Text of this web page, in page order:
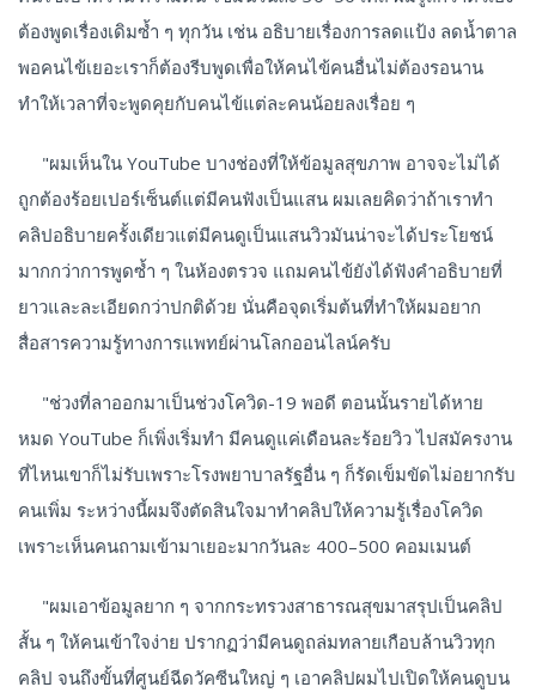
ต้องพูดเรื่องเดิมซ้ำ ๆ ทุกวัน เช่น อธิบายเรื่องการลดแป้ง ลดน้ำตาล
พอคนไข้เยอะเราก็ต้องรีบพูดเพื่อให้คนไข้คนอื่นไม่ต้องรอนาน
ทำให้เวลาที่จะพูดคุยกับคนไข้แต่ละคนน้อยลงเรื่อย ๆ
"ผมเห็นใน YouTube บางช่องที่ให้ข้อมูลสุขภาพ อาจจะไม่ได้
ถูกต้องร้อยเปอร์เซ็นต์แต่มีคนฟังเป็นแสน ผมเลยคิดว่าถ้าเราทำ
คลิปอธิบายครั้งเดียวแต่มีคนดูเป็นแสนวิวมันน่าจะได้ประโยชน์
มากกว่าการพูดซ้ำ ๆ ในห้องตรวจ แถมคนไข้ยังได้ฟังคำอธิบายที่
ยาวและละเอียดกว่าปกติด้วย นั่นคือจุดเริ่มต้นที่ทำให้ผมอยาก
สื่อสารความรู้ทางการแพทย์ผ่านโลกออนไลน์ครับ
"ช่วงที่ลาออกมาเป็นช่วงโควิด-19 พอดี ตอนนั้นรายได้หาย
หมด YouTube ก็เพิ่งเริ่มทำ มีคนดูแค่เดือนละร้อยวิว ไปสมัครงาน
ที่ไหนเขาก็ไม่รับเพราะโรงพยาบาลรัฐอื่น ๆ ก็รัดเข็มขัดไม่อยากรับ
คนเพิ่ม ระหว่างนี้ผมจึงตัดสินใจมาทำคลิปให้ความรู้เรื่องโควิด
เพราะเห็นคนถามเข้ามาเยอะมากวันละ 400–500 คอมเมนต์
"ผมเอาข้อมูลยาก ๆ จากกระทรวงสาธารณสุขมาสรุปเป็นคลิป
สั้น ๆ ให้คนเข้าใจง่าย ปรากฏว่ามีคนดูถล่มทลายเกือบล้านวิวทุก
คลิป จนถึงขั้นที่ศูนย์ฉีดวัคซีนใหญ่ ๆ เอาคลิปผมไปเปิดให้คนดูบน